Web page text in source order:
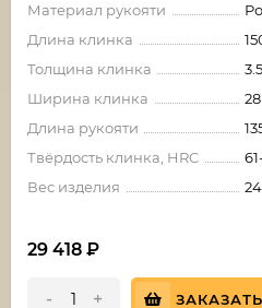
Материал рукояти
Длина клинка
Толщина клинка
Ширина клинка
Длина рукояти
Твёрдость клинка, HRC
Вес изделия
29 418 ₽
- + ЗАКАЗАТЬ